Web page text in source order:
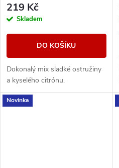
219 Kč
Skladem
DO KOŠÍKU
Dokonalý mix sladké ostružiny
a kyselého citrónu.
Novinka